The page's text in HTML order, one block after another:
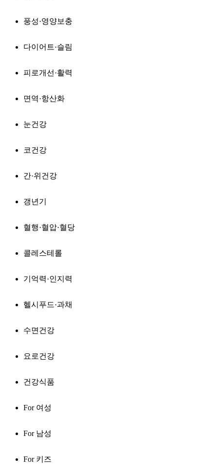
풍성·영양보충
다이어트·슬림
피로개선·활력
면역·항산화
눈건강
코건강
간·위건강
갱년기
혈행·혈압·혈당
콜레스테롤
기억력·인지력
헬시푸드·과채
수면건강
요로건강
건강식품
For 여성
For 남성
For 키즈